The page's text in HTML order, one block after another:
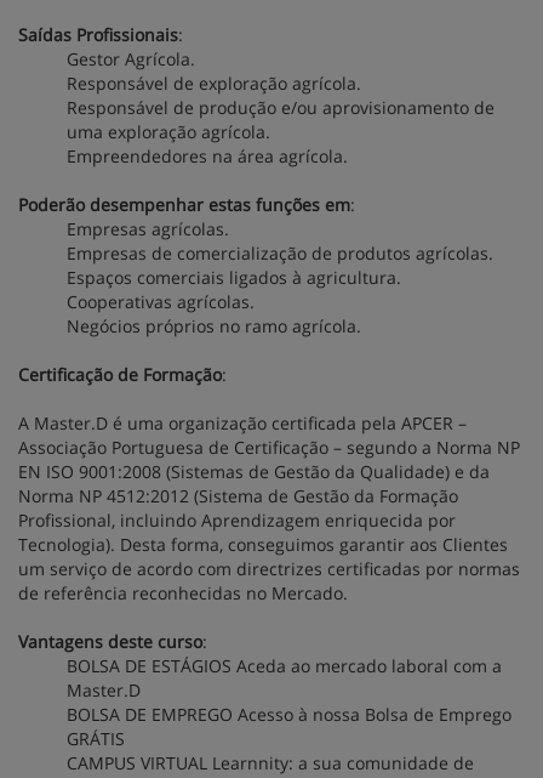
Saídas Profissionais:
Gestor Agrícola.
Responsável de exploração agrícola.
Responsável de produção e/ou aprovisionamento de
uma exploração agrícola.
Empreendedores na área agrícola.
Poderão desempenhar estas funções em:
Empresas agrícolas.
Empresas de comercialização de produtos agrícolas.
Espaços comerciais ligados à agricultura.
Cooperativas agrícolas.
Negócios próprios no ramo agrícola.
Certificação de Formação:
A Master.D é uma organização certificada pela APCER –
Associação Portuguesa de Certificação – segundo a Norma NP
EN ISO 9001:2008 (Sistemas de Gestão da Qualidade) e da
Norma NP 4512:2012 (Sistema de Gestão da Formação
Profissional, incluindo Aprendizagem enriquecida por
Tecnologia). Desta forma, conseguimos garantir aos Clientes
um serviço de acordo com directrizes certificadas por normas
de referência reconhecidas no Mercado.
Vantagens deste curso:
BOLSA DE ESTÁGIOS Aceda ao mercado laboral com a
Master.D
BOLSA DE EMPREGO Acesso à nossa Bolsa de Emprego
GRÁTIS
CAMPUS VIRTUAL Learnnity: a sua comunidade de